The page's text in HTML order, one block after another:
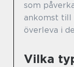
som
ankomst till
överleva i
Vilka